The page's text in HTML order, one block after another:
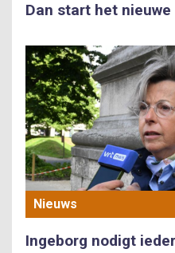
Dan start het
Nieuws
Ingeborg nodigt